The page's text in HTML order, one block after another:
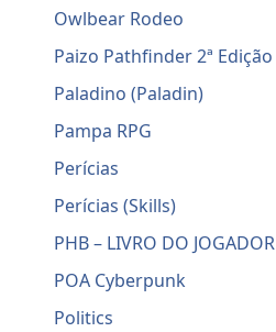
Owlbear Rodeo
Paizo Pathfinder 2ª Edição
Paladino (Paladin)
Pampa RPG
Perícias
Perícias (Skills)
PHB – LIVRO DO JOGADOR
POA Cyberpunk
Politics